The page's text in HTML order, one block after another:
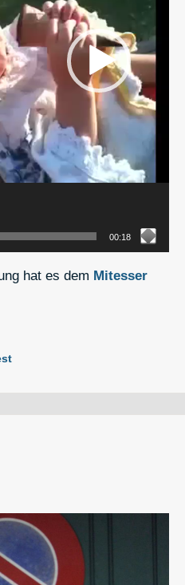
00:18
hat es dem Mitesser